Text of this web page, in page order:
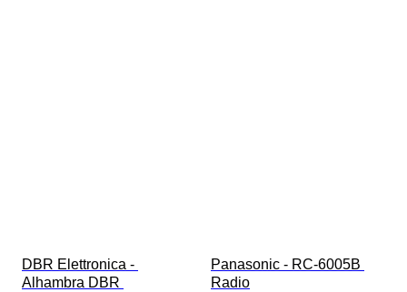
DBR Elettronica -
Alhambra DBR
Panasonic - RC-6005B
Radio